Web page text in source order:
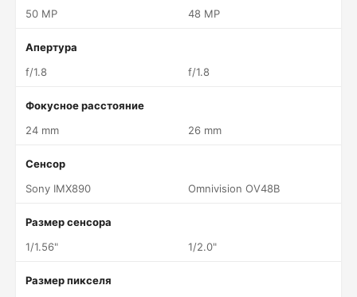
50 MP
48 MP
Апертура
f/1.8
f/1.8
Фокусное расстояние
24 mm
26 mm
Сенсор
Sony IMX890
Omnivision OV48B
Размер сенсора
1/1.56"
1/2.0"
Размер пикселя